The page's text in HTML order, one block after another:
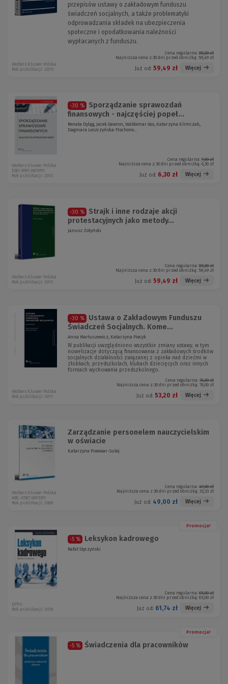
przepisów ustawy o zakładowym funduszu
świadczeń socjalnych, a także problematyki
odprowadzania składek na ubezpieczenia
społeczne i opodatkowania należności
wypłacanych z funduszu.
Cena regularna: 85,00 zł
Najniższa cena z 30 dni przed obniżką: 59,49 zł
Już od: 59,49 zł Więcej
Wolters Kluwer Polska
Rok publikacji: 2015
-30 %
Sporządzanie sprawozdań
finansowych - najczęściej popeł...
Renata Dyląg, Jacek Gawron, Waldemar Gos, Katarzyna Klimczak,
Dagmara Leszczyńska-Trochono...
Cena regularna: 9,00 zł
Najniższa cena z 30 dni przed obniżką: 6,30 zł
Już od: 6,30 zł Więcej
Wolters Kluwer Polska
EBO-0991 W01P01
Rok publikacji: 2013
-30 %
Strajk i inne rodzaje akcji
protestacyjnych jako metody...
Janusz Żołyński
Cena regularna: 85,00 zł
Najniższa cena z 30 dni przed obniżką: 59,49 zł
Już od: 59,49 zł Więcej
Wolters Kluwer Polska
Rok publikacji: 2013
-30 %
Ustawa o Zakładowym Funduszu
Świadczeń Socjalnych. Kome...
Anna Martuszewicz, Katarzyna Piecyk
W publikacji uwzględniono wszystkie zmiany ustawy, w tym
nowelizacje dotyczącą finansowania z zakładowych środków
socjalnych działalności związanej z opieka nad dziećmi w
żłobkach, przedszkolach, klubach dziecięcych oraz innych
formach wychowania przedszkolnego.
Cena regularna: 76,00 zł
Najniższa cena z 30 dni przed obniżką: 76,00 zł
Już od: 53,20 zł Więcej
Wolters Kluwer Polska
Rok publikacji: 2011
Zarządzanie personelem nauczycielskim
w oświacie
Katarzyna Piwowar-Sulej
Cena regularna: 49,00 zł
Najniższa cena z 30 dni przed obniżką: 33,33 zł
Już od: 49,00 zł Więcej
Wolters Kluwer Polska
ABC-0587 W01D01
Rok publikacji: 2009
Promocja!
-5 % Leksykon kadrowego
Rafał Styczyński
Cena regularna: 65,00 zł
Najniższa cena z 30 dni przed obniżką: 65,00 zł
Już od: 61,74 zł Więcej
Difin
Rok publikacji: 2018
Promocja!
-5 % Świadczenia dla pracowników